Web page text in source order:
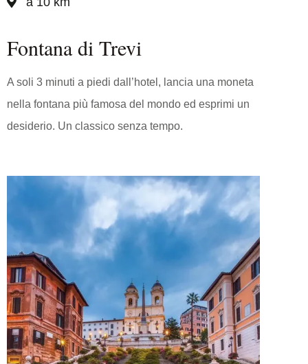
Fontana di Trevi
A soli 3 minuti a piedi dall’hotel, lancia una moneta
nella fontana più famosa del mondo ed esprimi un
desiderio. Un classico senza tempo.